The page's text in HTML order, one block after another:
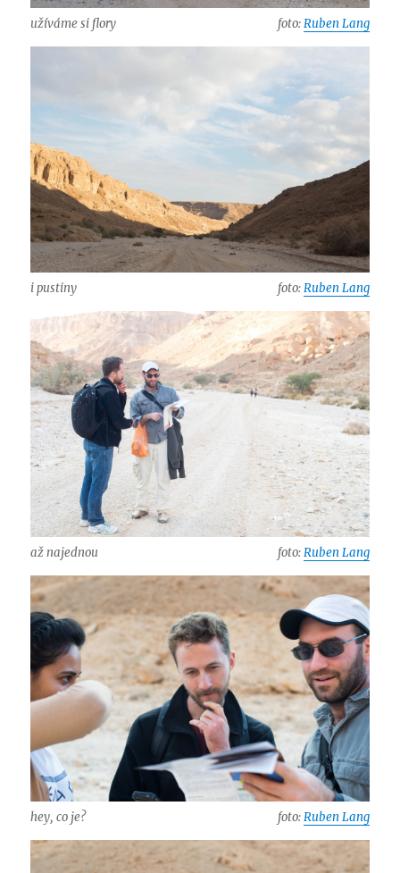
užíváme si flory foto:Ruben Lang
i pustiny foto:Ruben Lang
až najednou foto:Ruben Lang
hey, co je? foto:Ruben Lang